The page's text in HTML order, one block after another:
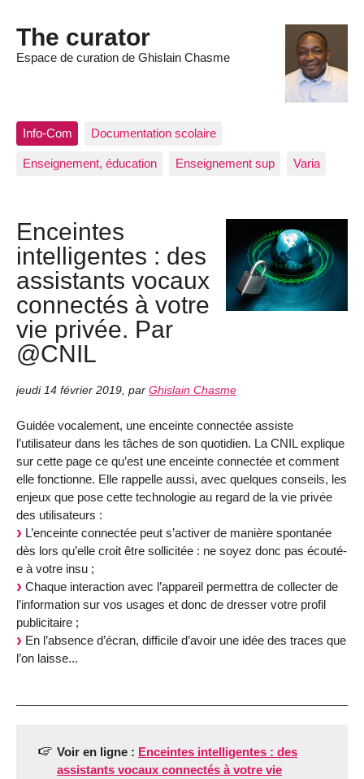
The curator
Espace de curation de Ghislain Chasme
Info-Com Documentation scolaire
Enseignement, éducation Enseignement sup Varia
Enceintes
intelligentes : des
assistants vocaux
connectés à votre
vie privée. Par
@CNIL
jeudi 14 février 2019 par Ghislain Chasme
Guidée vocalement, une enceinte connectée assiste
l’utilisateur dans les tâches de son quotidien. La CNIL explique
sur cette page ce qu’est une enceinte connectée et comment
elle fonctionne. Elle rappelle aussi, avec quelques conseils, les
enjeux que pose cette technologie au regard de la vie privée
des utilisateurs :
L’enceinte connectée peut s’activer de manière spontanée
dès lors qu’elle croit être sollicitée : ne soyez donc pas écouté-
e à votre insu ;
Chaque interaction avec l’appareil permettra de collecter de
l’information sur vos usages et donc de dresser votre profil
publicitaire ;
En l’absence d’écran, difficile d’avoir une idée des traces que
l’on laisse...
Voir en ligne : Enceintes intelligentes : des
assistants vocaux connectés à votre vie